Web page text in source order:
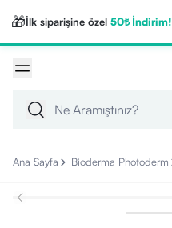
🎁İlk siparişine özel 50₺ İndirim!
Ana Sayfa Bioderma Photoderm